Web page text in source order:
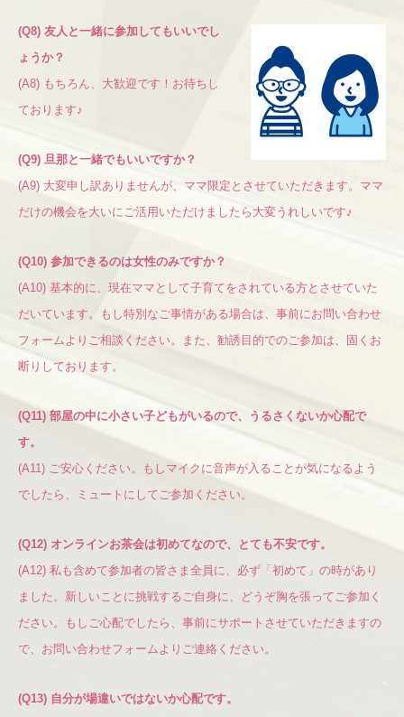
(Q8) 友人と一緒に参加してもいいでし
ょうか？
(A8) もちろん、大歓迎です！お待ちし
ております♪
(Q9) 旦那と一緒でもいいですか？
(A9) 大変申し訳ありませんが、ママ限定とさせていただきます。ママ
だけの機会を大いにご活用いただけましたら大変うれしいです♪
(Q10) 参加できるのは女性のみですか？
(A10) 基本的に、現在ママとして子育てをされている方とさせていた
だいています。もし特別なご事情がある場合は、事前にお問い合わせ
フォームよりご相談ください。また、勧誘目的でのご参加は、固くお
断りしております。
(Q11) 部屋の中に小さい子どもがいるので、うるさくないか心配で
す。
(A11) ご安心ください。もしマイクに音声が入ることが気になるよう
でしたら、ミュートにしてご参加ください。
(Q12) オンラインお茶会は初めてなので、とても不安です。
(A12) 私も含めて参加者の皆さま全員に、必ず「初めて」の時があり
ました。新しいことに挑戦するご自身に、どうぞ胸を張ってご参加く
ださい。もしご心配でしたら、事前にサポートさせていただきますの
で、お問い合わせフォームよりご連絡ください。
(Q13) 自分が場違いではないか心配です。